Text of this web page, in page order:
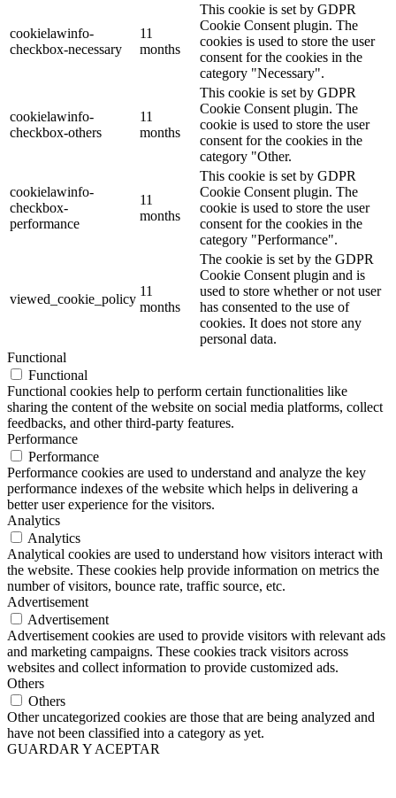
cookielawinfo-
checkbox-necessary
11
months
This cookie is set by GDPR
Cookie Consent plugin. The
cookies is used to store the user
consent for the cookies in the
category "Necessary".
cookielawinfo-
checkbox-others
11
months
This cookie is set by GDPR
Cookie Consent plugin. The
cookie is used to store the user
consent for the cookies in the
category "Other.
cookielawinfo-
checkbox-
performance
11
months
This cookie is set by GDPR
Cookie Consent plugin. The
cookie is used to store the user
consent for the cookies in the
category "Performance".
viewed_cookie_policy
11
months
The cookie is set by the GDPR
Cookie Consent plugin and is
used to store whether or not user
has consented to the use of
cookies. It does not store any
personal data.
Functional
Functional
Functional cookies help to perform certain functionalities like
sharing the content of the website on social media platforms, collect
feedbacks, and other third-party features.
Performance
Performance
Performance cookies are used to understand and analyze the key
performance indexes of the website which helps in delivering a
better user experience for the visitors.
Analytics
Analytics
Analytical cookies are used to understand how visitors interact with
the website. These cookies help provide information on metrics the
number of visitors, bounce rate, traffic source, etc.
Advertisement
Advertisement
Advertisement cookies are used to provide visitors with relevant ads
and marketing campaigns. These cookies track visitors across
websites and collect information to provide customized ads.
Others
Others
Other uncategorized cookies are those that are being analyzed and
have not been classified into a category as yet.
GUARDAR Y ACEPTAR